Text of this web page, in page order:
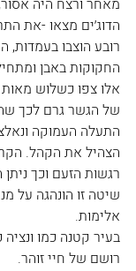
מאחר ורצח היה
הדוג׳ים מצאו -את
רובע הוצבו בעמדות,
החקוקות באבן
אלו צפו כשלוש
של הגשר גרם לכך
התעלה העמוקה
הצהיל את הקהל.
רגשות הזעם וכך
שיטה זו הונהגה על
אלימות.
בעיר קטנה כמו
רושם של חיי זוהר.